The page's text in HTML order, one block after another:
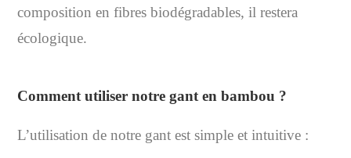
composition en fibres biodégradables, il restera
écologique.
Comment utiliser notre gant en bambou ?
L’utilisation de notre gant est simple et intuitive :